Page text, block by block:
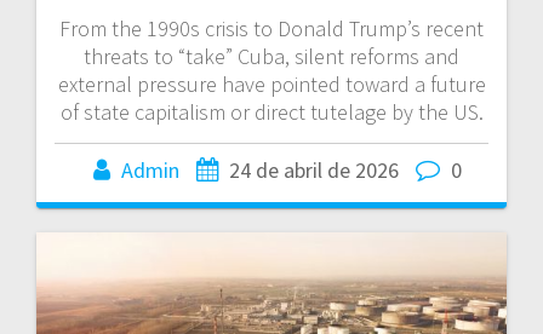
From the 1990s crisis to Donald Trump’s recent
threats to “take” Cuba, silent reforms and
external pressure have pointed toward a future
of state capitalism or direct tutelage by the US.
Admin 24 de abril de 2026 0